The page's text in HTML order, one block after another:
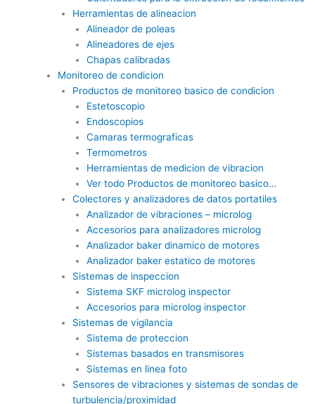
Herramientas de alineacion
Alineador de poleas
Alineadores de ejes
Chapas calibradas
Monitoreo de condicion
Productos de monitoreo basico de condicion
Estetoscopio
Endoscopios
Camaras termograficas
Termometros
Herramientas de medicion de vibracion
Ver todo Productos de monitoreo basico…
Colectores y analizadores de datos portatiles
Analizador de vibraciones – microlog
Accesorios para analizadores microlog
Analizador baker dinamico de motores
Analizador baker estatico de motores
Sistemas de inspeccion
Sistema SKF microlog inspector
Accesorios para microlog inspector
Sistemas de vigilancia
Sistema de proteccion
Sistemas basados en transmisores
Sistemas en linea foto
Sensores de vibraciones y sistemas de sondas de
turbulencia/proximidad